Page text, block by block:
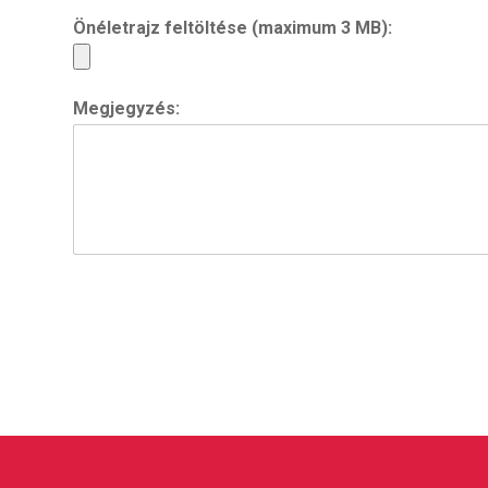
Önéletrajz feltöltése (maximum 3 MB):
Megjegyzés: